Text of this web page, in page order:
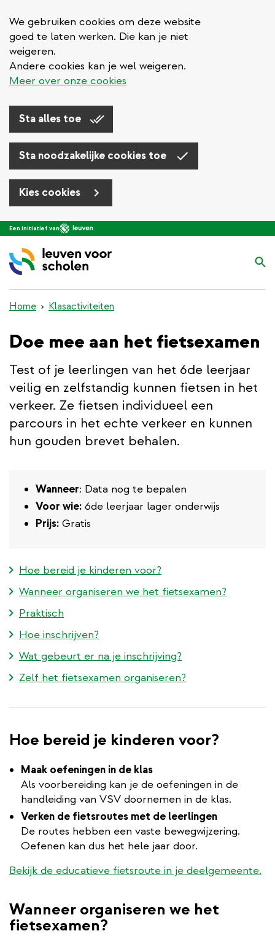
We gebruiken cookies om deze website
goed te laten werken. Die kan je niet
weigeren.
Andere cookies kan je wel weigeren.
Meer over onze cookies
Sta alles toe
Sta noodzakelijke cookies toe
Kies cookies
Overslaan
naar
de
inhoud
gaan
Een initiatief van
Home Klasactiviteiten
Doe mee aan het fietsexamen
Test of je leerlingen van het 6de leerjaar
veilig en zelfstandig kunnen fietsen in het
verkeer. Ze fietsen individueel een
parcours in het echte verkeer en kunnen
hun gouden brevet behalen.
Wanneer: Data nog te bepalen
Voor wie: 6de leerjaar lager onderwijs
Prijs: Gratis
Hoe bereid je kinderen voor?
Wanneer organiseren we het fietsexamen?
Praktisch
Hoe inschrijven?
Wat gebeurt er na je inschrijving?
Zelf het fietsexamen organiseren?
Hoe bereid je kinderen voor?
Maak oefeningen in de klas
Als voorbereiding kan je de oefeningen in de
handleiding van VSV doornemen in de klas.
Verken de fietsroutes met de leerlingen
De routes hebben een vaste bewegwijzering.
Oefenen kan dus het hele jaar door.
Bekijk de educatieve fietsroute in je deelgemeente.
Wanneer organiseren we het
fietsexamen?